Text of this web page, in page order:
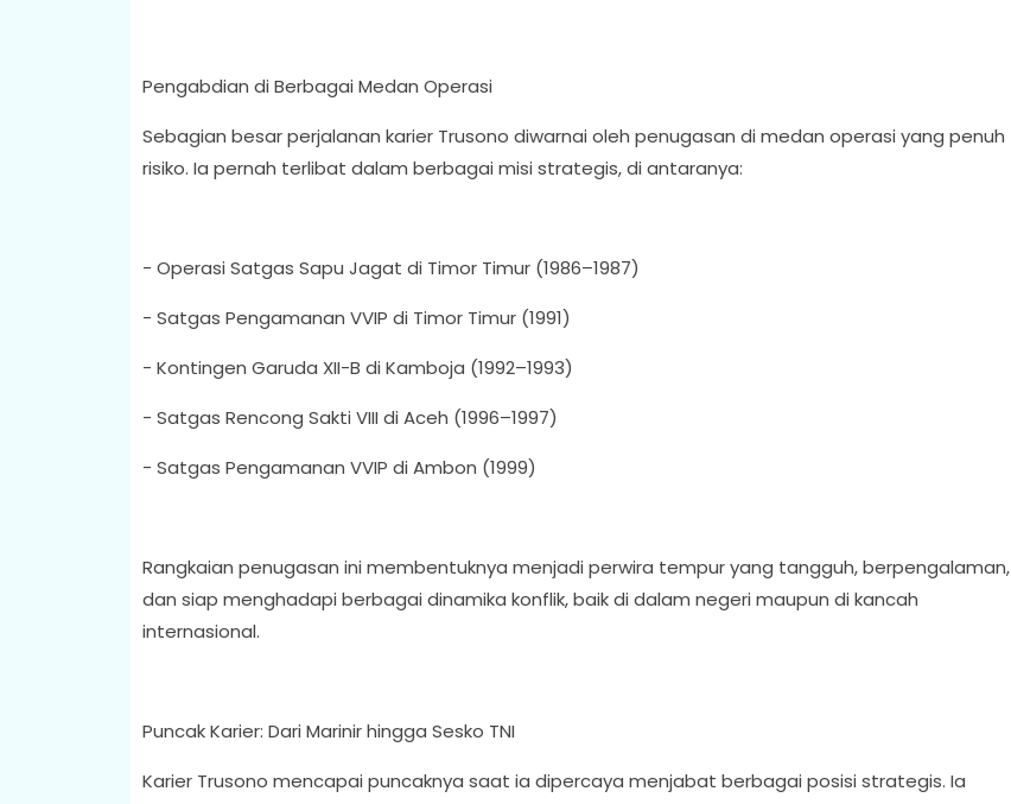
Pengabdian di Berbagai Medan Operasi
Sebagian besar perjalanan karier Trusono diwarnai oleh penugasan di medan operasi yang penuh
risiko. Ia pernah terlibat dalam berbagai misi strategis, di antaranya:
- Operasi Satgas Sapu Jagat di Timor Timur (1986–1987)
- Satgas Pengamanan VVIP di Timor Timur (1991)
- Kontingen Garuda XII-B di Kamboja (1992–1993)
- Satgas Rencong Sakti VIII di Aceh (1996–1997)
- Satgas Pengamanan VVIP di Ambon (1999)
Rangkaian penugasan ini membentuknya menjadi perwira tempur yang tangguh, berpengalaman,
dan siap menghadapi berbagai dinamika konflik, baik di dalam negeri maupun di kancah
internasional.
Puncak Karier: Dari Marinir hingga Sesko TNI
Karier Trusono mencapai puncaknya saat ia dipercaya menjabat berbagai posisi strategis. Ia